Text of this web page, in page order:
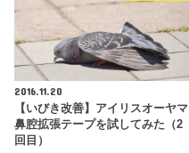
2016.11.20
【いびき改善】アイリスオーヤマ
鼻腔拡張テープを試してみた（2
回目）